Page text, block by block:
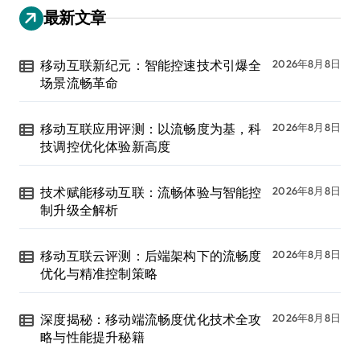
最新文章
移动互联新纪元：智能控速技术引爆全
场景流畅革命
2026年8月8日
移动互联应用评测：以流畅度为基，科
技调控优化体验新高度
2026年8月8日
技术赋能移动互联：流畅体验与智能控
制升级全解析
2026年8月8日
移动互联云评测：后端架构下的流畅度
优化与精准控制策略
2026年8月8日
深度揭秘：移动端流畅度优化技术全攻
略与性能提升秘籍
2026年8月8日